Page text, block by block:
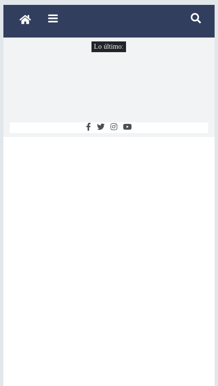
Lo último: